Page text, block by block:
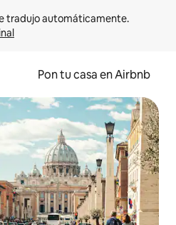
Pon tu casa en Airbnb